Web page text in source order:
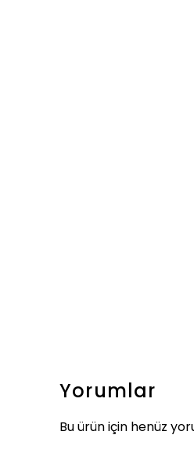
Yorumlar
Bu ürün için henüz